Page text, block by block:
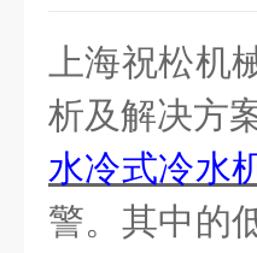
上海祝松
析及解决方
水冷式冷水
警。其中的